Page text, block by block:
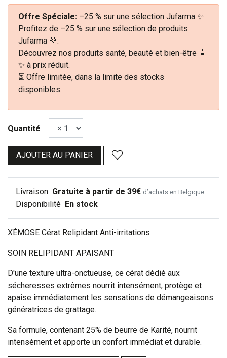
Offre Spéciale: –25 % sur une sélection Jufarma ✨
Profitez de –25 % sur une sélection de produits
Jufarma 💚.
Découvrez nos produits santé, beauté et bien-être 🧴
✨ à prix réduit.
⏳ Offre limitée, dans la limite des stocks
disponibles.
Quantité
AJOUTER AU PANIER
Livraison Gratuite à partir de 39€ d’achats en Belgique
Disponibilité En stock
XÉMOSE Cérat Relipidant Anti-irritations
SOIN RELIPIDANT APAISANT
D'une texture ultra-onctueuse, ce cérat dédié aux
sécheresses extrêmes nourrit intensément, protège et
apaise immédiatement les sensations de démangeaisons
génératrices de grattage.
Sa formule, contenant 25% de beurre de Karité, nourrit
intensément et apporte un confort immédiat et durable.